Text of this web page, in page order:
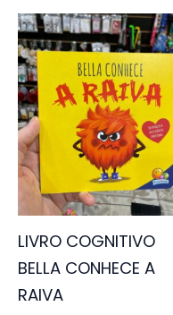
LIVRO COGNITIVO
BELLA CONHECE A
RAIVA